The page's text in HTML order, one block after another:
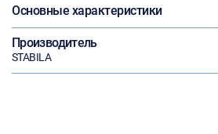
Основные характеристики
Производитель
STABILA